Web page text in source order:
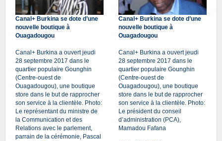
Canal+ Burkina se dote d’une
nouvelle boutique à
Ouagadougou
Canal+ Burkina a ouvert jeudi
28 septembre 2017 dans le
quartier populaire Gounghin
(Centre-ouest de
Ouagadougou), une boutique
store dans le but de rapprocher
son service à la clientèle. Photo:
Le représentant du ministre de
la Communication et des
Relations avec le parlement,
parrain de la cérémonie, Pascal
Canal+ Burkina se dote d’une
nouvelle boutique à
Ouagadougou
Canal+ Burkina a ouvert jeudi
28 septembre 2017 dans le
quartier populaire Gounghin
(Centre-ouest de
Ouagadougou), une boutique
store dans le but de rapprocher
son service à la clientèle. Photo:
Le président du conseil
d’administration (PCA),
Mamadou Fafana